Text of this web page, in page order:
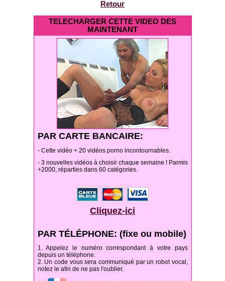
Retour
TELECHARGER CETTE VIDEO DES
MAINTENANT
PAR CARTE BANCAIRE:
- Cette vidéo + 20 vidéos porno incontournables.
- 3 nouvelles vidéos à choisir chaque semaine ! Parmis
+2000, réparties dans 60 catégories.
Cliquez-ici
PAR TÉLÉPHONE: (fixe ou mobile)
1. Appelez le numéro correspondant à votre pays
depuis un téléphone.
2. Un code vous sera communiqué par un robot vocal,
notez le afin de ne pas l'oublier.